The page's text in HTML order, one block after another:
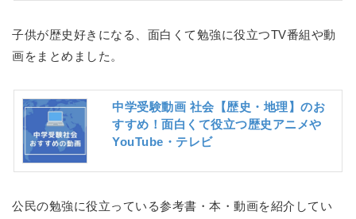
子供が歴史好きになる、面白くて勉強に役立つTV番組や動
画をまとめました。
中学受験動画 社会【歴史・地理】のお
すすめ！面白くて役立つ歴史アニメや
YouTube・テレビ
公民の勉強に役立っている参考書・本・動画を紹介してい